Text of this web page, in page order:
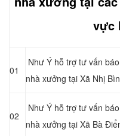
vực
01
Như Ý hỗ trợ tư vấn
nhà xưởng tại Xã Nhị
02
Như Ý hỗ trợ tư vấn
nhà xưởng tại Xã Bà